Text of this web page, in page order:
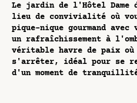
Le jardin de l'Hôtel Dame
lieu de convivialité où
pique-nique gourmand avec
un rafraîchissement à
véritable havre de paix où
s'arrêter, idéal pour se
d'un moment de